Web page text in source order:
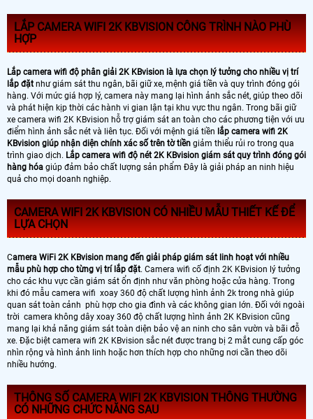
LẮP CAMERA WIFI 2K KBVISION CÔNG TRÌNH NÀO PHÙ
HỢP
Lắp camera wifi độ phân giải 2K KBvision là lựa chọn lý tưởng cho nhiều vị trí
lắp đặt như giám sát thu ngân, bãi giữ xe, mệnh giá tiền và quy trình đóng gói
hàng. Với mức giá hợp lý, camera này mang lại hình ảnh sắc nét, giúp theo dõi
và phát hiện kịp thời các hành vi gian lận tại khu vực thu ngân. Trong bãi giữ
xe camera wifi 2K KBvision hỗ trợ giám sát an toàn cho các phương tiện với ưu
điểm hình ảnh sắc nét và liên tục. Đối với mệnh giá tiền lắp camera wifi 2K
KBvision giúp nhận diện chính xác số trên tờ tiền giảm thiểu rủi ro trong qua
trình giao dịch. Lắp camera wifi độ nét 2K KBvision giám sát quy trình đóng gói
hàng hóa giúp đảm bảo chất lượng sản phẩm Đây là giải pháp an ninh hiệu
quả cho mọi doanh nghiệp.
CAMERA WIFI 2K KBVISION CÓ NHIỀU MẪU THIẾT KẾ ĐỂ
LỰA CHỌN
Camera WiFi 2K KBvision mang đến giải pháp giám sát linh hoạt với nhiều
mẫu phù hợp cho từng vị trí lắp đặt. Camera wifi cố định 2K KBvision lý tưởng
cho các khu vực cần giám sát ổn định như văn phòng hoặc cửa hàng. Trong
khi đó mẫu camera wifi xoay 360 độ chất lượng hình ảnh 2k trong nhà giúp
quan sát toàn cảnh phù hợp cho gia đình và các không gian lớn. Đối với ngoài
trời camera không dây xoay 360 độ chất lượng hình ảnh 2K KBvision cũng
mang lại khả năng giám sát toàn diện bảo vệ an ninh cho sân vườn và bãi đỗ
xe. Đặc biệt camera wifi 2K KBvision sắc nét được trang bị 2 mắt cung cấp góc
nhìn rộng và hình ảnh linh hoặc hơn thích hợp cho những nơi cần theo dõi
nhiều hướng.
THÔNG SỐ CAMERA WIFI 2K KBVISION THÔNG THƯỜNG
CÓ NHỮNG CHỨC NĂNG SAU